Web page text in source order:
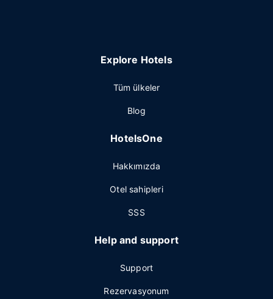
Explore Hotels
Tüm ülkeler
Blog
HotelsOne
Hakkımızda
Otel sahipleri
SSS
Help and support
Support
Rezervasyonum